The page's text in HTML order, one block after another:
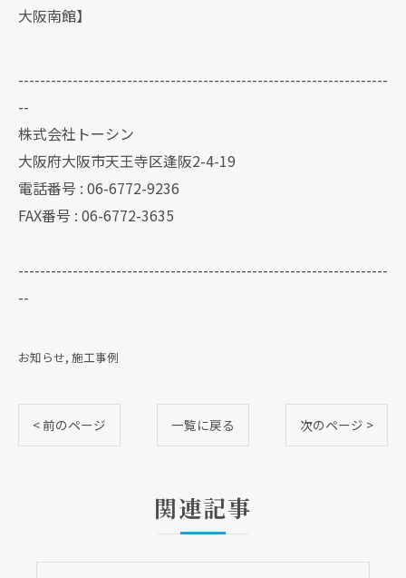
大阪南館】
--------------------------------------------------------------------
--
株式会社トーシン
大阪府大阪市天王寺区逢阪2-4-19
電話番号 : 06-6772-9236
FAX番号 : 06-6772-3635
--------------------------------------------------------------------
--
お知らせ 施工事例
< 前のページ 一覧に戻る 次のページ >
関連記事